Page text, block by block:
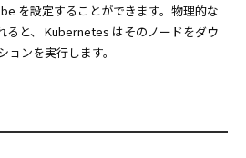
を設定することができます。物理的な
ると、 Kubernetes はそのノードをダウ
ンを実行します。